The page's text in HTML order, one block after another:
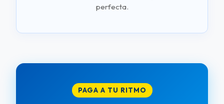
perfecta.
PAGA A TU RITMO